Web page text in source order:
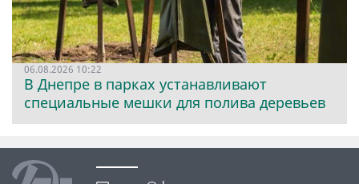
06.08.2026 10:22
В Днепре в парках устанавливают
специальные мешки для полива деревьев